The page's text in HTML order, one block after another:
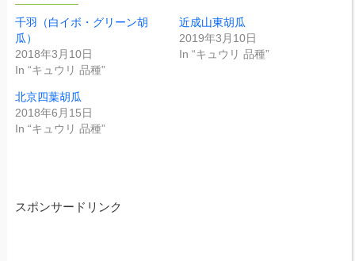
千羽（白イボ・グリーン胡
瓜）
2018年3月10日
In “キュウリ 品種”
近成山東胡瓜
2019年3月10日
In “キュウリ 品種”
北京四葉胡瓜
2018年6月15日
In “キュウリ 品種”
スポンサードリンク